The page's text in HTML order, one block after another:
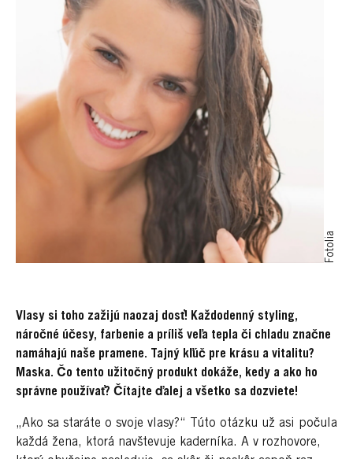
Fotolia
Vlasy si toho zažijú naozaj dosť! Každodenný styling,
náročné účesy, farbenie a príliš veľa tepla či chladu značne
namáhajú naše pramene. Tajný kľúč pre krásu a vitalitu?
Maska. Čo tento užitočný produkt dokáže, kedy a ako ho
správne používať? Čítajte ďalej a všetko sa dozviete!
„Ako sa staráte o svoje vlasy?“ Túto otázku už asi počula
každá žena, ktorá navštevuje kaderníka. A v rozhovore,